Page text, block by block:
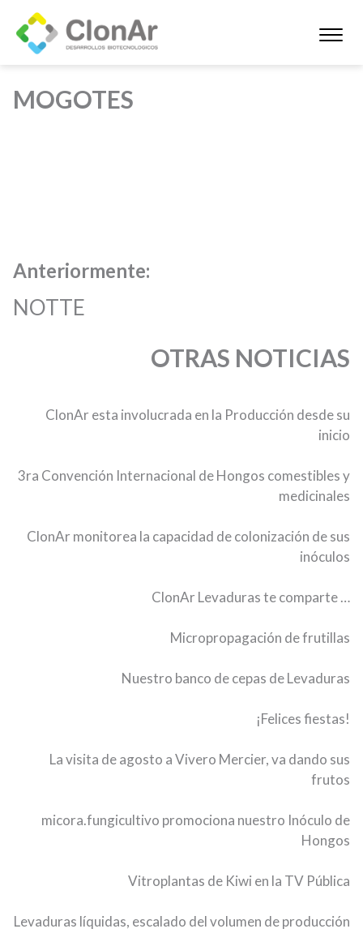
MOGOTES
Anteriormente:
NOTTE
OTRAS NOTICIAS
ClonAr esta involucrada en la Producción desde su
inicio
3ra Convención Internacional de Hongos comestibles y
medicinales
ClonAr monitorea la capacidad de colonización de sus
inóculos
ClonAr Levaduras te comparte …
Micropropagación de frutillas
Nuestro banco de cepas de Levaduras
¡Felices fiestas!
La visita de agosto a Vivero Mercier, va dando sus
frutos
micora.fungicultivo promociona nuestro Inóculo de
Hongos
Vitroplantas de Kiwi en la TV Pública
Levaduras líquidas, escalado del volumen de producción